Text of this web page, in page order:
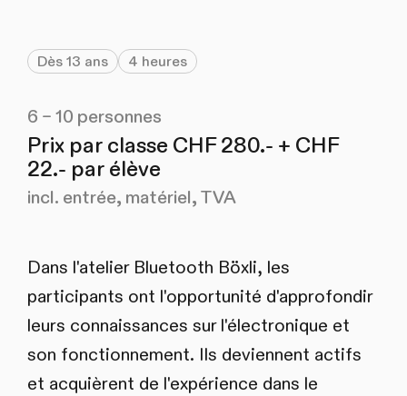
Dès 13 ans 4 heures
6 – 10 personnes
Prix par classe CHF 280.- + CHF
22.- par élève
incl. entrée, matériel, TVA
Dans l'atelier Bluetooth Böxli, les
participants ont l'opportunité d'approfondir
leurs connaissances sur l'électronique et
son fonctionnement. Ils deviennent actifs
et acquièrent de l'expérience dans le